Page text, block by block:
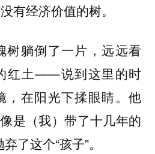
有经济价值的树。
树躺倒了一片，远远看
红土——说到这里的时
，在阳光下揉眼睛。他
像是（我）带了十几年的
了这个“孩子”。